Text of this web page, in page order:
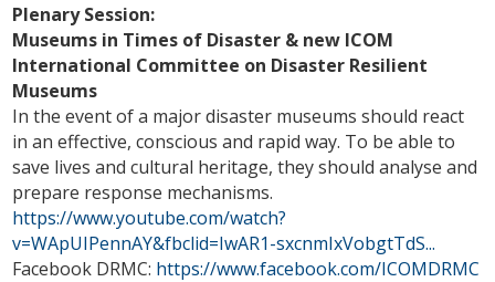
Plenary Session:
Museums in Times of Disaster & new ICOM
International Committee on Disaster Resilient
Museums
In the event of a major disaster museums should react
in an effective, conscious and rapid way. To be able to
save lives and cultural heritage, they should analyse and
prepare response mechanisms.
https://www.youtube.com/watch?
v=WApUIPennAY&fbclid=IwAR1-sxcnmIxVobgtTdS...
Facebook DRMC: https://www.facebook.com/ICOMDRMC